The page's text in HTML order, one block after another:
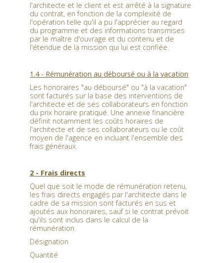
l'architecte et le client et est arrêté à la signature
du contrat, en fonction de la complexité de
l'opération telle qu'il a pu l'apprécier au regard
du programme et des informations transmises
par le maître d'ouvrage et du contenu et de
l'étendue de la mission qui lui est confiée.
1.4 - Rémunération au déboursé ou à la vacation
Les honoraires "au déboursé" ou "à la vacation"
sont facturés sur la base des interventions de
l'architecte et de ses collaborateurs en fonction
du prix horaire pratiqué. Une annexe financière
définit notamment les coûts horaires de
l'architecte et de ses collaborateurs ou le coût
moyen de l'agence en incluant l'ensemble des
frais généraux.
2 - Frais directs
Quel que soit le mode de rémunération retenu,
les frais directs engagés par l'architecte dans le
cadre de sa mission sont facturés en sus et
ajoutés aux honoraires, sauf si le contrat prévoit
qu'ils sont inclus dans le calcul de la
rémunération.
Désignation
Quantité